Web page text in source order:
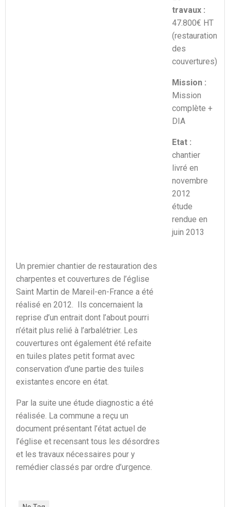
travaux :
47.800€ HT
(restauration
des
couvertures)
Mission :
Mission
complète +
DIA
Etat :
chantier
livré en
novembre
2012
étude
rendue en
juin 2013
Un premier chantier de restauration des
charpentes et couvertures de l’église
Saint Martin de Mareil-en-France a été
réalisé en 2012. Ils concernaient la
reprise d’un entrait dont l’about pourri
n’était plus relié à l’arbalétrier. Les
couvertures ont également été refaite
en tuiles plates petit format avec
conservation d’une partie des tuiles
existantes encore en état.
Par la suite une étude diagnostic a été
réalisée. La commune a reçu un
document présentant l’état actuel de
l’église et recensant tous les désordres
et les travaux nécessaires pour y
remédier classés par ordre d’urgence.